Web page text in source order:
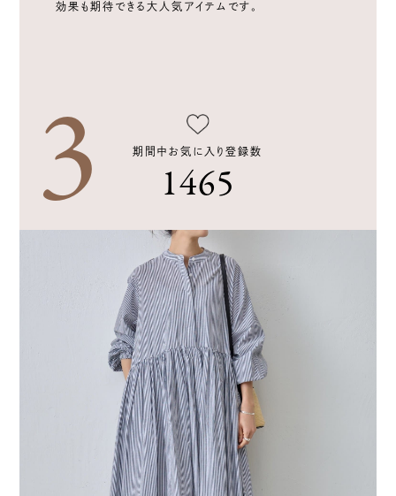
効果も期待できる大人気アイテムです。
期間中お気に入り登録数
1465